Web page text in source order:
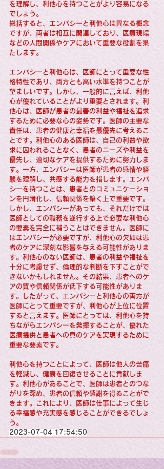
を理解し、利他心を持つことがより容易になる
でしょう。
総括すると、エンパシーと利他心は異なる概念
ですが、両者は相互に関連しており、医療現場
などの人間関係やケアにおいて重要な役割を果
たします。
エンパシーと利他心は、医師にとって重要な性
格特性であり、両方とも高い水準を持つことが
望ましいです。しかし、一般的に言えば、利他
心が優れていることがより重要とされます。利
他心は、医師が患者の最善の利益や福祉を追求
するために必要な心の姿勢です。医師の主要な
責任は、患者の健康と幸福を最優先に考えるこ
とです。利他心のある医師は、自己の利益や欲
求に囚われることなく、患者のニーズや利益を
優先し、適切なケアを提供するために努力しま
す。一方、エンパシーは医師が患者の感情や経
験を理解し、共感する能力を指します。エンパ
シーを持つことは、患者とのコミュニケーショ
ンを円滑化し、信頼関係を築く上で重要です。
しかし、エンパシーがあっても、それだけでは
医師としての職務を遂行する上で必要な利他心
の要素を完全に補うことはできません。医師に
はエンパシーが必要ですが、利他心の欠如は患
者のケアに深刻な影響を与える可能性がありま
す。利他心のない医師は、患者の利益や福祉を
十分に考慮せず、倫理的な判断を下すことがで
きないかもしれません。その結果、患者へのケ
アの質や信頼関係が低下する可能性がありま
す。したがって、エンパシーと利他心の両方が
医師にとって重要ですが、利他心が上位に位置
すると言えます。医師にとっては、利他心を持
ちながらエンパシーを発揮することが、優れた
医療提供と患者への真のケアを実現するために
重要な要素です。
利他心を持つことによって、医師は他人の苦痛
を軽減し、健康を回復させることに貢献しま
す。利他心があることで、医師は患者とのつな
がりを深め、患者の信頼や感謝を得ることがで
きます。これにより、医師は仕事によって生じ
る幸福感や充実感を感じることができるでしょ
う。
2023-07-04 17:54:50